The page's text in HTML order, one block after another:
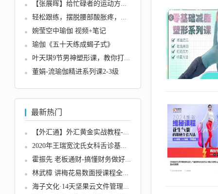
【张展晖】给忙碌者的运动方案 如...
轻松跟练，摆脱腰部酸胀疼，腰部...
婉莹空中瑜伽 视频+笔记
瑜伽《五十天练成蝎子式》
叶天琪9节男神塑形课，教你打造“...
董娟-流瑜伽精进系列课2-3级
最新热门
【外汇通】外汇黄金实战教程-经典...
2020年王瑞宽沈氏女科舌诊基础入...
霍振先 老板通财-搞懂财务做好老...
林武樟 讲梅花易数面授课程全8集...
海子文化·14天坚果云文件管理训...